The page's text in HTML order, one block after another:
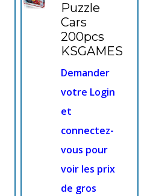
Puzzle
Cars
200pcs
KSGAMES
Demander
votre Login
et
connectez-
vous pour
voir les prix
de gros